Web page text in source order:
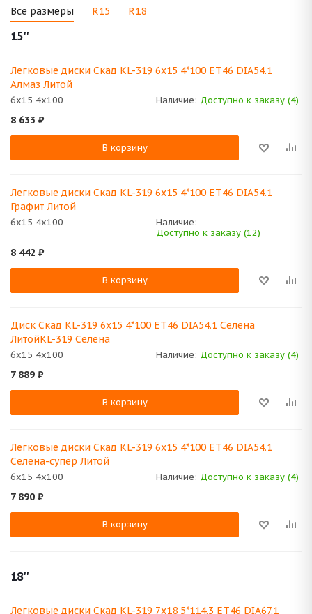
Все размеры R15 R18
15''
Легковые диски Скад KL-319 6x15 4*100 ET46 DIA54.1
Алмаз Литой
6x15 4x100 Наличие: Доступно к заказу (4)
8 633 ₽
В корзину
Легковые диски Скад KL-319 6x15 4*100 ET46 DIA54.1
Графит Литой
6x15 4x100
Наличие:
Доступно к заказу (12)
8 442 ₽
В корзину
Диск Скад KL-319 6x15 4*100 ET46 DIA54.1 Селена
ЛитойKL-319 Селена
6x15 4x100 Наличие: Доступно к заказу (4)
7 889 ₽
В корзину
Легковые диски Скад KL-319 6x15 4*100 ET46 DIA54.1
Селена-супер Литой
6x15 4x100 Наличие: Доступно к заказу (4)
7 890 ₽
В корзину
18''
Легковые диски Скад KL-319 7x18 5*114.3 ET46 DIA67.1